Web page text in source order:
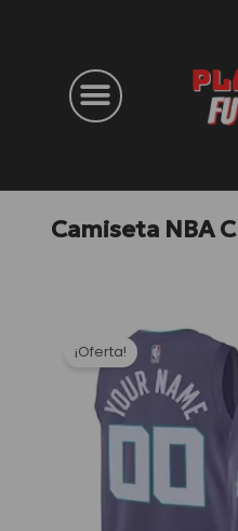
Camiseta NBA
¡Oferta!